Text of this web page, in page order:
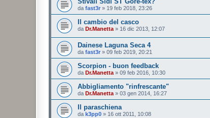
da fast3r » 19 feb 2018, 23:26
Il cambio del casco
da Dr.Manetta » 16 dic 2013, 12:07
Dainese Laguna Seca 4
da fast3r » 09 feb 2019, 20:21
Scorpion - buon feedback
da Dr.Manetta » 09 feb 2016, 10:30
Abbigliamento "rinfrescante"
da Dr.Manetta » 03 gen 2014, 16:27
Il paraschiena
da k3pp0 » 16 ott 2011, 10:08